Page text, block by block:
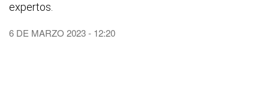
expertos.
6 DE MARZO 2023 - 12:20